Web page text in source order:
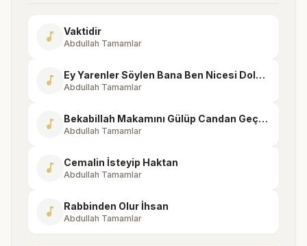
music_note Vaktidir
Abdullah Tamamlar
music_note Ey Yarenler Söylen Bana Ben Nicesi Dolanayım
Abdullah Tamamlar
music_note Bekabillah Makamını Gülüp Candan Geçerler
Abdullah Tamamlar
music_note Cemalin İsteyip Haktan
Abdullah Tamamlar
music_note Rabbinden Olur İhsan
Abdullah Tamamlar